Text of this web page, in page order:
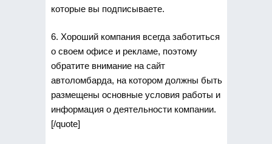
которые вы подписываете.
6. Хороший компания всегда заботиться
о своем офисе и рекламе, поэтому
обратите внимание на сайт
автоломбарда, на котором должны быть
размещены основные условия работы и
информация о деятельности компании.
[/quote]